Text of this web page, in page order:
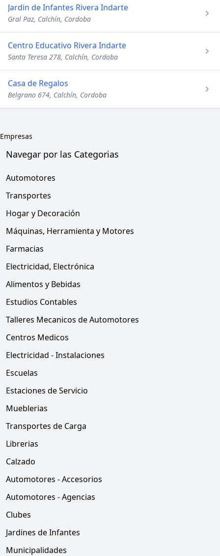
Jardin de Infantes Rivera Indarte
Gral Paz, Calchín, Cordoba
Centro Educativo Rivera Indarte
Santa Teresa 278, Calchín, Cordoba
Casa de Regalos
Belgrano 674, Calchín, Cordoba
Empresas
Navegar por las Categorias
Automotores
Transportes
Hogar y Decoración
Máquinas, Herramienta y Motores
Farmacias
Electricidad, Electrónica
Alimentos y Bebidas
Estudios Contables
Talleres Mecanicos de Automotores
Centros Medicos
Electricidad - Instalaciones
Escuelas
Estaciones de Servicio
Mueblerias
Transportes de Carga
Librerias
Calzado
Automotores - Accesorios
Automotores - Agencias
Clubes
Jardines de Infantes
Municipalidades